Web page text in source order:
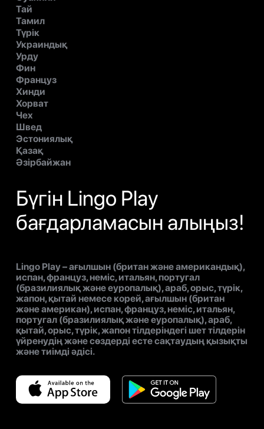
Тай
Тамил
Түрік
Украиндық
Урду
Фин
Француз
Хинди
Хорват
Чех
Швед
Эстониялық
Қазақ
Әзірбайжан
Бүгін Lingo Play
бағдарламасын алыңыз!
Lingo Play – ағылшын (британ және американдық),
испан, француз, неміс, итальян, португал
(бразилиялық және еуропалық), араб, орыс, түрік,
жапон, қытай немесе корей, ағылшын (британ
және американ), испан, француз, неміс, итальян,
португал (бразилиялық және еуропалық), араб,
қытай, орыс, түрік, жапон тілдеріндегі шет тілдерін
үйренудің және сөздерді есте сақтаудың қызықты
және тиімді әдісі.